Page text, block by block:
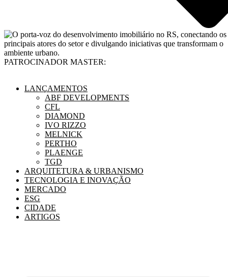
PATROCINADOR MASTER:
LANÇAMENTOS
ABF DEVELOPMENTS
CFL
DIAMOND
IVO RIZZO
MELNICK
PERTHO
PLAENGE
TGD
ARQUITETURA & URBANISMO
TECNOLOGIA E INOVAÇÃO
MERCADO
ESG
CIDADE
ARTIGOS